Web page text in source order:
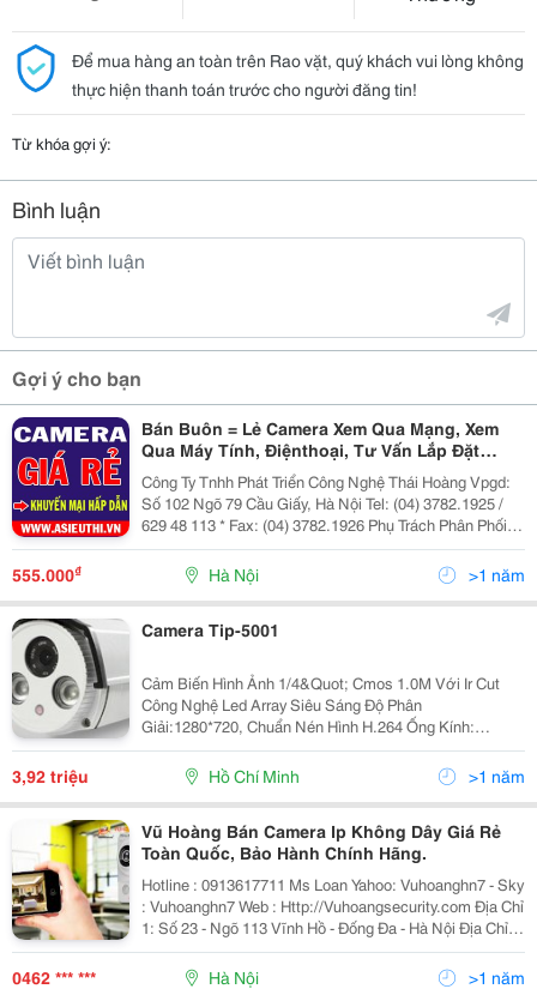
Để mua hàng an toàn trên Rao vặt, quý khách vui lòng không
thực hiện thanh toán trước cho người đăng tin!
Từ khóa gợi ý:
Bình luận
Gợi ý cho bạn
Bán Buôn = Lẻ Camera Xem Qua Mạng, Xem
Qua Máy Tính, Điệnthoại, Tư Vấn Lắp Đặt
Nhanh Giá Rẻ, Uy Tín, Chất Lương
Công Ty Tnhh Phát Triển Công Nghệ Thái Hoàng Vpgd:
Số 102 Ngõ 79 Cầu Giấy, Hà Nội Tel: (04) 3782.1925 /
629 48 113 * Fax: (04) 3782.1926 Phụ Trách Phân Phối :
Mr Linh : 0987 598 897 * 098 9 811 707 Website Bán
Hàng Trực Tuyến Của Công Ty
555.000₫ Hà Nội >1 năm
Camera Tip-5001
Cảm Biến Hình Ảnh 1/4&Quot; Cmos 1.0M Với Ir Cut
Công Nghệ Led Array Siêu Sáng Độ Phân
Giải:1280*720, Chuẩn Nén Hình H.264 Ống Kính:
3.6Mm Hồng Ngoại: 3 Led Array (15 - 20M) Quan Sát:
3,92 triệu Hồ Chí Minh >1 năm
Vũ Hoàng Bán Camera Ip Không Dây Giá Rẻ
Toàn Quốc, Bảo Hành Chính Hãng.
Hotline : 0913617711 Ms Loan Yahoo: Vuhoanghn7 - Sky
: Vuhoanghn7 Web : Http://Vuhoangsecurity.com Địa Chỉ
1: Số 23 - Ngõ 113 Vĩnh Hồ - Đống Đa - Hà Nội Địa Chỉ 2:
Số 39A - Nguyễn Văn Cừ - Long Biên - Hà Nội
0462 *** *** Hà Nội >1 năm